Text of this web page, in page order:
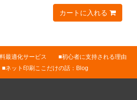
カートに入れる
最適化サービス
初心者に支持される理由
ネット印刷ここだけの話：Blog